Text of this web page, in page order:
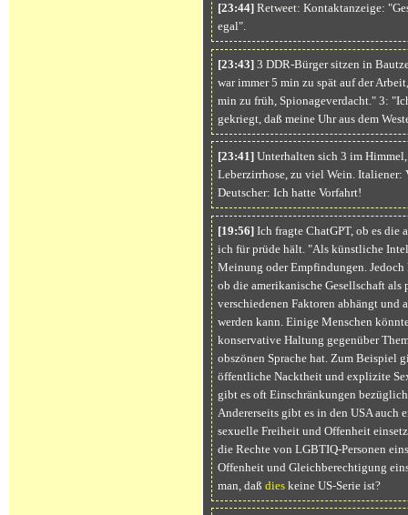
[23:44]Retweet: Kontaktanzeige:
egal".
[23:43]3 DDR-Bürger sitzen in
war immer 5 min zu spät auf der
min zu früh, Spionageverdacht." 3:
gekriegt, daß meine Uhr aus dem
[23:41]Unterhalten sich 3 im Himmel,
Leberzirrhose, zu viel Wein. Italiener:
Deutscher: Ich hatte Vorfahrt!
[19:56]Ich fragte ChatGPT, ob es die
ich für prüde hält. "Als künstliche
Meinung oder Empfindungen. Jedoch
ob die amerikanische Gesellschaft
verschiedenen Faktoren abhängt und
werden kann. Einige Menschen
konservative Haltung gegenüber
obszönen Sprache hat. Zum Beispiel
öffentliche Nacktheit und explizite
gibt es oft Einschränkungen
Andererseits gibt es in den USA auch
sexuelle Freiheit und Offenheit
die Rechte von LGBTIQ-Personen
Offenheit und Gleichberechtigung
man, daß dieskeine US-Serie ist?